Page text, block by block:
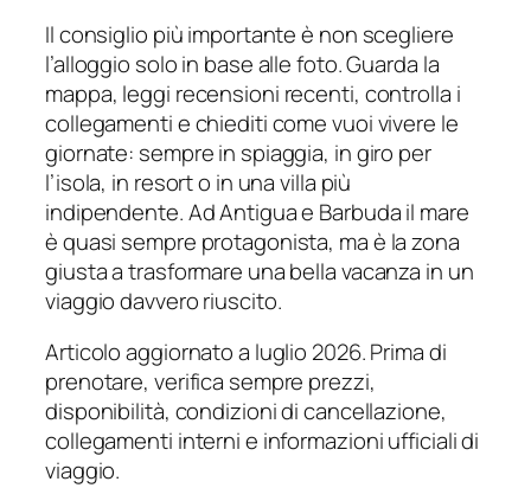
Il consiglio più importante è non scegliere
l’alloggio solo in base alle foto. Guarda la
mappa, leggi recensioni recenti, controlla i
collegamenti e chiediti come vuoi vivere le
giornate: sempre in spiaggia, in giro per
l’isola, in resort o in una villa più
indipendente. Ad Antigua e Barbuda il mare
è quasi sempre protagonista, ma è la zona
giusta a trasformare una bella vacanza in un
viaggio davvero riuscito.
Articolo aggiornato a luglio 2026. Prima di
prenotare, verifica sempre prezzi,
disponibilità, condizioni di cancellazione,
collegamenti interni e informazioni ufficiali di
viaggio.